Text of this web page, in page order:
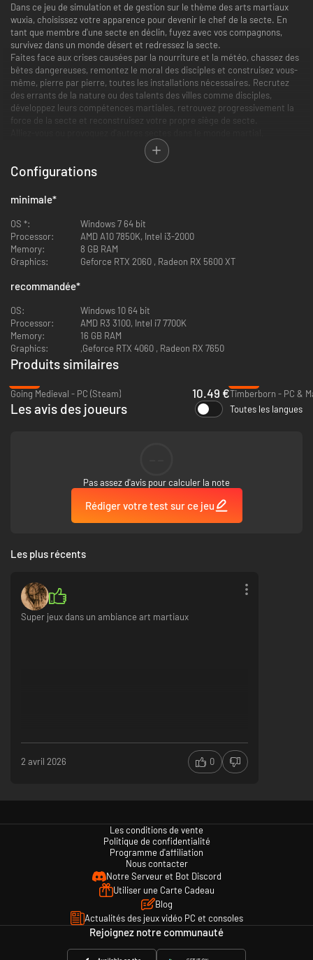
Dans ce jeu de simulation et de gestion sur le thème des arts martiaux
wuxia, choisissez votre apparence pour devenir le chef de la secte. En
tant que membre d'une secte en déclin, fuyez avec vos compagnons,
survivez dans un monde désert et redressez la secte.
Faites face aux crises causées par la nourriture et la météo, chassez des
bêtes dangereuses, remontez le moral des disciples et construisez vous-
même, pierre par pierre, toutes les installations nécessaires. Recrutez
des errants de la nature ou des talents des villes comme disciples,
développez leurs compétences martiales, retrouvez progressivement la
force de la secte et reconstruisez votre propre siège de secte.
déclenchez des conflits sanglants, prenez le pouvoir dans ce monde où la
force domine, battez les puissantes sectes centenaires, conquérez les
neuf régions et devenez une nouvelle légende.
Un vaste monde, une nature vivante
Paysages : montagnes imposantes, forêts profondes
Météo : tempêtes soudaines, ciels clairs
Climat : alternance jour/nuit, quatre saisons
Îles : îles isolées, dangereuses, mystérieuses et riches en ressources
Tenues des disciples internes : résistantes, simples et pratiques
Tenues des disciples externes : modestes, fonctionnelles et
adaptées aux travaux
Tenues du chef de secte : motifs uniques, élégantes et discrètes
Construire la secte, fonder sa renommée
L'agencement des bâtiments influe sur l'efficacité et l'apparition
Murs, formations magiques et mécanismes configurables librement
Les batailles se déroulent directement dans la secte que vous
Configurations
minimale*
OS *:
Windows 7 64 bit
Processor:
AMD A10 7850K, Intel i3-2000
Memory:
8 GB RAM
Graphics:
Geforce RTX 2060 , Radeon RX 5600 XT
recommandée*
OS:
Windows 10 64 bit
Processor:
AMD R3 3100, Intel i7 7700K
Memory:
16 GB RAM
Graphics:
,Geforce RTX 4060 , Radeon RX 7650
Produits similaires
Going Medieval - PC (Steam)
10.49 €Timberborn - PC &
Les avis des joueurs Toutes les langues
Pas assez d'avis pour calculer la note
Rédiger votre test sur ce jeu
Les plus récents
Super jeux dans un ambiance art martiaux
2 avril 2026 0
Les conditions de vente
Politique de confidentialité
Programme d'affiliation
Nous contacter
Notre Serveur et Bot Discord
Utiliser une Carte Cadeau
Blog
Actualités des jeux vidéo PC et consoles
Rejoignez notre communauté